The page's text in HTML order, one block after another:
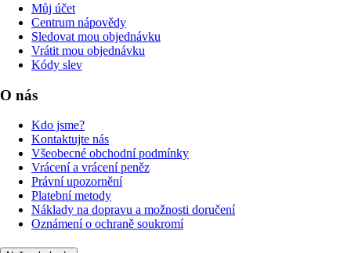
Můj účet
Centrum nápovědy
Sledovat mou objednávku
Vrátit mou objednávku
Kódy slev
O nás
Kdo jsme?
Kontaktujte nás
Všeobecné obchodní podmínky
Vrácení a vrácení peněz
Právní upozornění
Platební metody
Náklady na dopravu a možnosti doručení
Oznámení o ochraně soukromí